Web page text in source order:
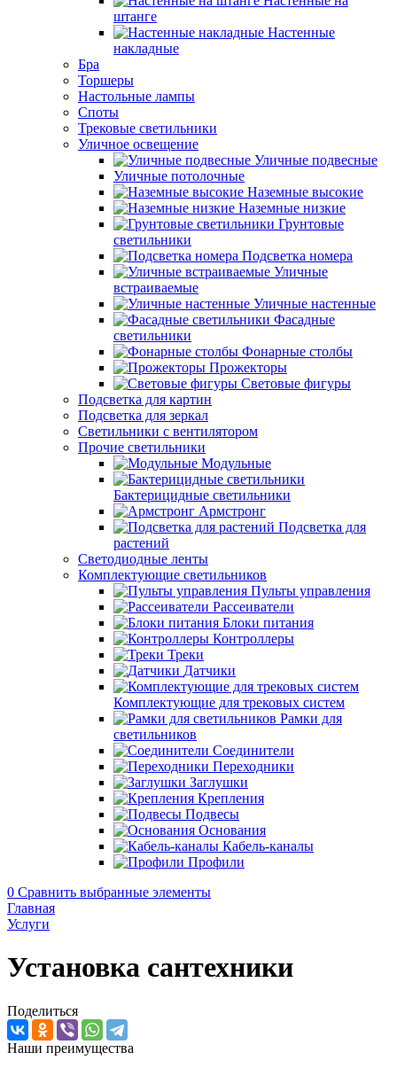
штанге
Настенные
накладные
Бра
Торшеры
Настольные лампы
Споты
Трековые светильники
Уличное освещение
Уличные подвесные
Уличные потолочные
Наземные высокие
Наземные низкие
Грунтовые
светильники
Подсветка номера
Уличные
встраиваемые
Уличные настенные
Фасадные
светильники
Фонарные столбы
Прожекторы
Световые фигуры
Подсветка для картин
Подсветка для зеркал
Светильники с вентилятором
Прочие светильники
Модульные
Бактерицидные светильники
Армстронг
Подсветка для
растений
Светодиодные ленты
Комплектующие светильников
Пульты управления
Рассеиватели
Блоки питания
Контроллеры
Треки
Датчики
Комплектующие для трековых систем
Рамки для
светильников
Соединители
Переходники
Заглушки
Крепления
Подвесы
Основания
Кабель-каналы
Профили
0 Сравнить выбранные элементы
Главная
Услуги
Установка сантехники
Поделиться
Наши преимущества